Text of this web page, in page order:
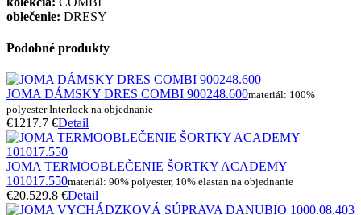
oblečenie: DRESY
Podobné produkty
JOMA DÁMSKY DRES COMBI 900248.600materiál: 100%
polyester Interlock na objednanie
€1217.7 €Detail
JOMA TERMOOBLEČENIE ŠORTKY ACADEMY
101017.550materiál: 90% polyester, 10% elastan na objednanie
€20.529.8 €Detail